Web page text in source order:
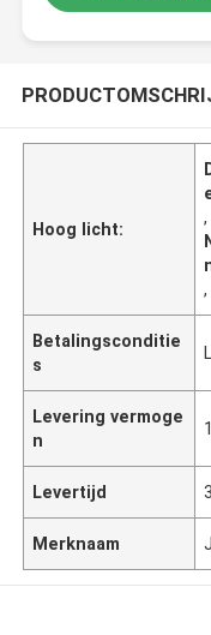
Hoog licht:
,
,
Betalingsconditie
s
Levering vermoge
n
Levertijd
Merknaam